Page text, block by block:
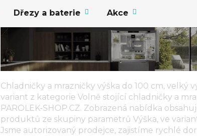
Dřezy a baterie Akce
Chladničky a mrazničky výška do 100 cm, velký
variant z kategorieVolně stojící chladničky a
PAROLEK-SHOP.CZ. Zobrazená nabídka
produktů ze skupiny parametrůVýška, ve
Jsme autorizovaný prodejce, zajistíme rychlé